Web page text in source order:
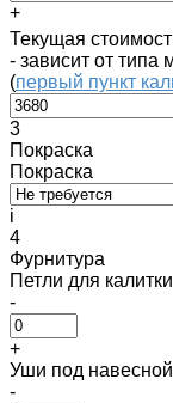
+
Текущая
- зависит от типа
(первый пункт
3
Покраска
Покраска
i
4
Фурнитура
Петли для калитки
-
+
Уши под
-